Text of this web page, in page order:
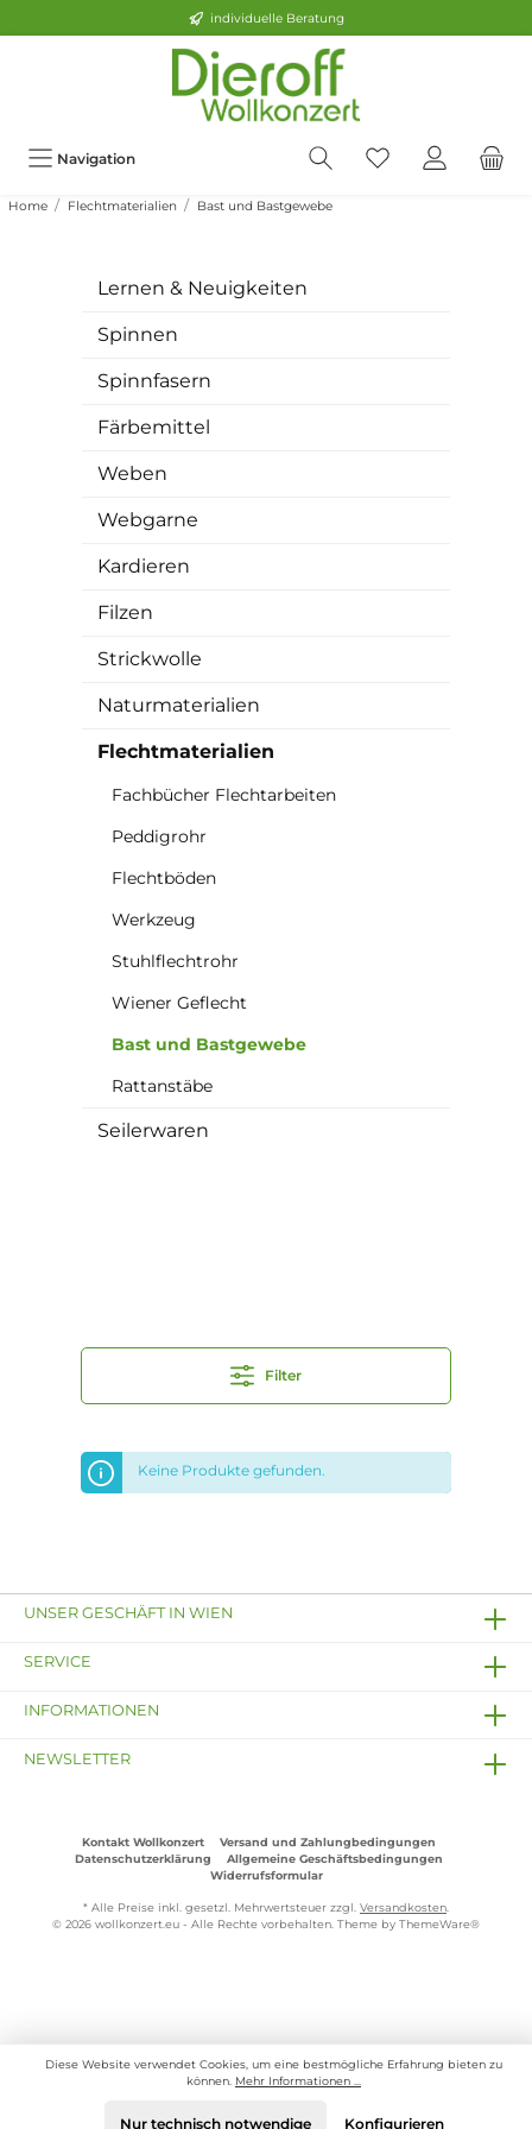
individuelle Beratung
Navigation
Home Flechtmaterialien Bast und Bastgewebe
Lernen & Neuigkeiten
Spinnen
Spinnfasern
Färbemittel
Weben
Webgarne
Kardieren
Filzen
Strickwolle
Naturmaterialien
Flechtmaterialien
Fachbücher Flechtarbeiten
Peddigrohr
Flechtböden
Werkzeug
Stuhlflechtrohr
Wiener Geflecht
Bast und Bastgewebe
Rattanstäbe
Seilerwaren
Filter
Keine Produkte gefunden.
UNSER GESCHÄFT IN WIEN
SERVICE
INFORMATIONEN
NEWSLETTER
Kontakt Wollkonzert
Versand und Zahlungbedingungen
Datenschutzerklärung
Allgemeine Geschäftsbedingungen
Widerrufsformular
* Alle Preise inkl. gesetzl. Mehrwertsteuer zzgl. Versandkosten
© 2026 wollkonzert.eu - Alle Rechte vorbehalten. Theme by ThemeWare®
Diese Website verwendet Cookies, um eine bestmögliche Erfahrung bieten zu
können. Mehr Informationen ...
Nur technisch notwendige Konfigurieren